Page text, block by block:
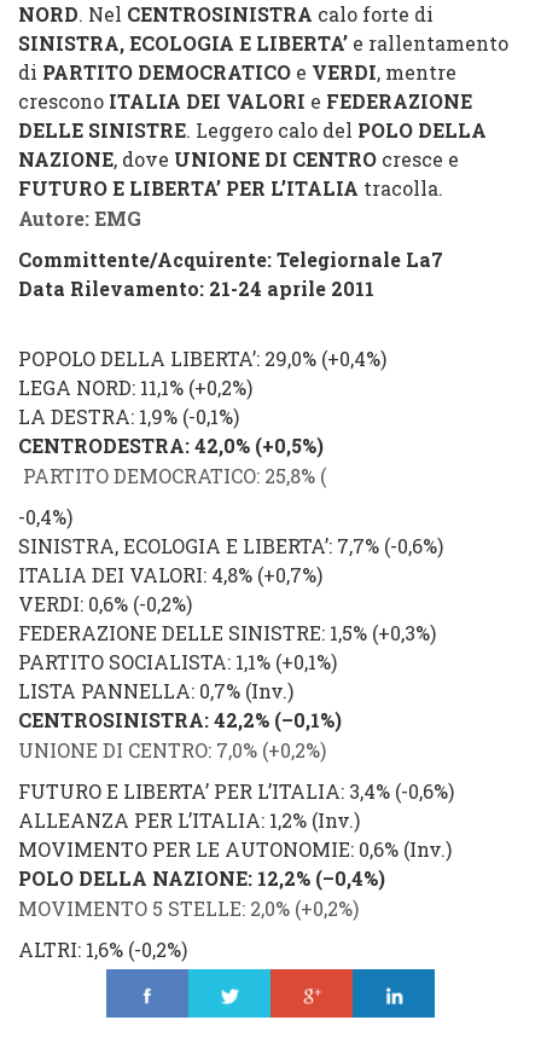
NORD. Nel CENTROSINISTRA calo forte di
SINISTRA, ECOLOGIA E LIBERTA’ e rallentamento
di PARTITO DEMOCRATICO e VERDI, mentre
crescono ITALIA DEI VALORI e FEDERAZIONE
DELLE SINISTRE. Leggero calo del POLO DELLA
NAZIONE, dove UNIONE DI CENTRO cresce e
FUTURO E LIBERTA’ PER L’ITALIA tracolla.
Autore: EMG
Committente/Acquirente:Telegiornale La7
Data Rilevamento: 21-24 aprile 2011
POPOLO DELLA LIBERTA’: 29,0% (+0,4%)
LEGA NORD: 11,1% (+0,2%)
LA DESTRA: 1,9% (-0,1%)
CENTRODESTRA: 42,0% (+0,5%)
PARTITO DEMOCRATICO: 25,8% (
-0,4%)
SINISTRA, ECOLOGIA E LIBERTA’: 7,7% (-0,6%)
ITALIA DEI VALORI: 4,8% (+0,7%)
VERDI: 0,6% (-0,2%)
FEDERAZIONE DELLE SINISTRE: 1,5% (+0,3%)
PARTITO SOCIALISTA: 1,1% (+0,1%)
LISTA PANNELLA: 0,7% (Inv.)
CENTROSINISTRA: 42,2% (–0,1%)
UNIONE DI CENTRO: 7,0% (+0,2%)
FUTURO E LIBERTA’ PER L’ITALIA: 3,4% (-0,6%)
ALLEANZA PER L’ITALIA: 1,2% (Inv.)
MOVIMENTO PER LE AUTONOMIE: 0,6% (Inv.)
POLO DELLA NAZIONE: 12,2% (–0,4%)
MOVIMENTO 5 STELLE: 2,0% (+0,2%)
ALTRI: 1,6% (-0,2%)